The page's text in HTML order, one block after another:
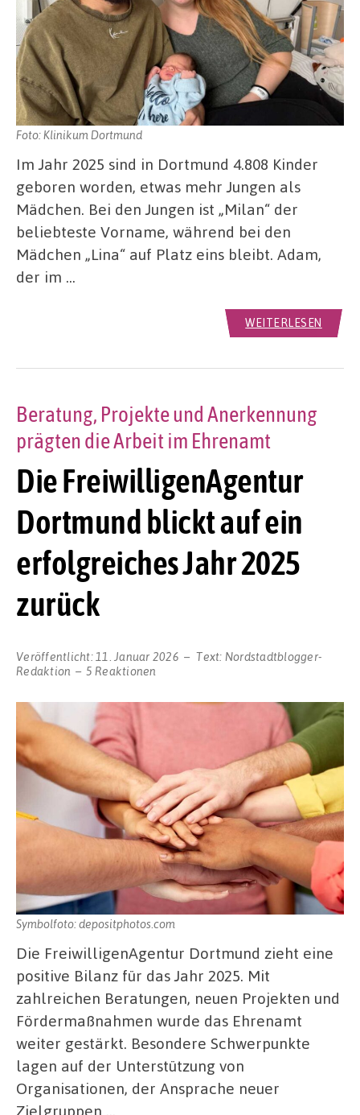
Foto: Klinikum Dortmund
Im Jahr 2025 sind in Dortmund 4.808 Kinder
geboren worden, etwas mehr Jungen als
Mädchen. Bei den Jungen ist „Milan“ der
beliebteste Vorname, während bei den
Mädchen „Lina“ auf Platz eins bleibt. Adam,
der im …
WEITERLESEN
Die FreiwilligenAgentur
Dortmund blickt auf ein
erfolgreiches Jahr 2025
zurück
Beratung, Projekte und Anerkennung
prägten die Arbeit im Ehrenamt
Veröffentlicht: 11. Januar 2026 Text: Nordstadtblogger-
Redaktion
5 Reaktionen
Symbolfoto: depositphotos.com
Die FreiwilligenAgentur Dortmund zieht eine
positive Bilanz für das Jahr 2025. Mit
zahlreichen Beratungen, neuen Projekten und
Fördermaßnahmen wurde das Ehrenamt
weiter gestärkt. Besondere Schwerpunkte
lagen auf der Unterstützung von
Organisationen, der Ansprache neuer
Zielgruppen …